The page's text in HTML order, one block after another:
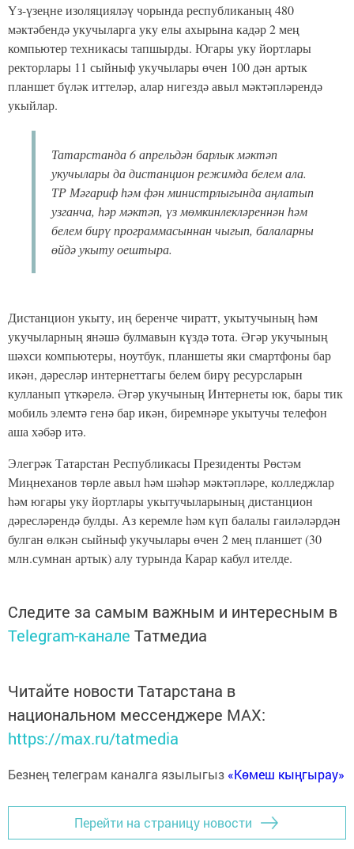
Үз-үзеңне изоляцияләү чорында республиканың 480
мәктәбендә укучыларга уку елы ахырына кадәр 2 мең
компьютер техникасы тапшырды. Югары уку йортлары
ректорлары 11 сыйныф укучылары өчен 100 дән артык
планшет бүләк иттеләр, алар нигездә авыл мәктәпләрендә
укыйлар.
Татарстанда 6 апрельдән барлык мәктәп
укучылары да дистанцион режимда белем ала.
ТР Мәгариф һәм фән министрлыгында аңлатып
узганча, һәр мәктәп, үз мөмкинлекләреннән һәм
белем бирү программасыннан чыгып, балаларны
өйдә укыту оештыра.
Дистанцион укыту, иң беренче чиратт, укытучының һәм
укучыларның янәшә булмавын күздә тота. Әгәр укучының
шәхси компьютеры, ноутбук, планшеты яки смартфоны бар
икән, дәресләр интернеттагы белем бирү ресурсларын
кулланып үткәрелә. Әгәр укучының Интернеты юк, бары тик
мобиль элемтә генә бар икән, биремнәре укытучы телефон
аша хәбәр итә.
Элегрәк Татарстан Республикасы Президенты Рөстәм
Миңнеханов төрле авыл һәм шәһәр мәктәпләре, колледжлар
һәм югары уку йортлары укытучыларының дистанцион
дәресләрендә булды. Аз керемле һәм күп балалы гаиләләрдән
булган өлкән сыйныф укучылары өчен 2 мең планшет (30
млн.сумнан артык) алу турында Карар кабул ителде.
Следите за самым важным и интересным в
Telegram-канале Татмедиа
Читайте новости Татарстана в
национальном мессенджере MАХ:
https://max.ru/tatmedia
Безнең телеграм каналга язылыгыз «Көмеш кыңгырау»
Перейти на страницу новости